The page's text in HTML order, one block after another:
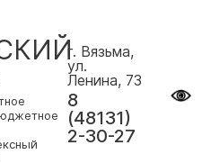
г. Вязьма,
ул.
Ленина, 73
8
(48131)
2-30-27